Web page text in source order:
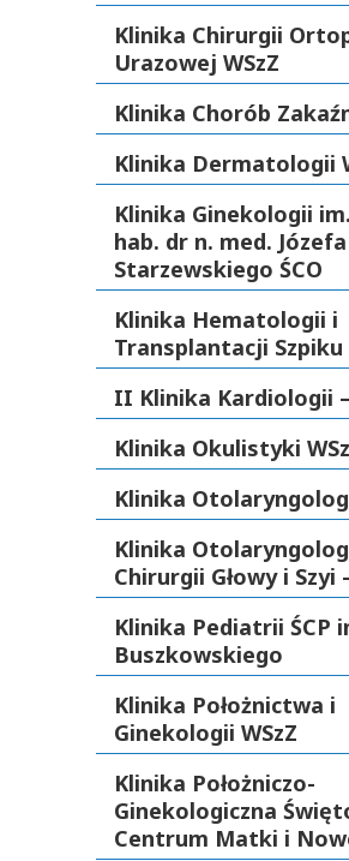
Klinika Chirurgii
Urazowej WSzZ
Klinika Chorób
Klinika Dermatologii
Klinika Ginekologii
hab. dr n. med. Józefa
Starzewskiego ŚCO
Klinika Hematologii i
Transplantacji Szpiku
II Klinika Kardiologii –
Klinika Okulistyki
Klinika
Klinika
Chirurgii Głowy i Szyi
Klinika Pediatrii ŚCP
Buszkowskiego
Klinika Położnictwa i
Ginekologii WSzZ
Klinika Położniczo-
Ginekologiczna
Centrum Matki i